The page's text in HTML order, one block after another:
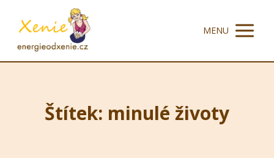
MENU
Štítek: minulé životy